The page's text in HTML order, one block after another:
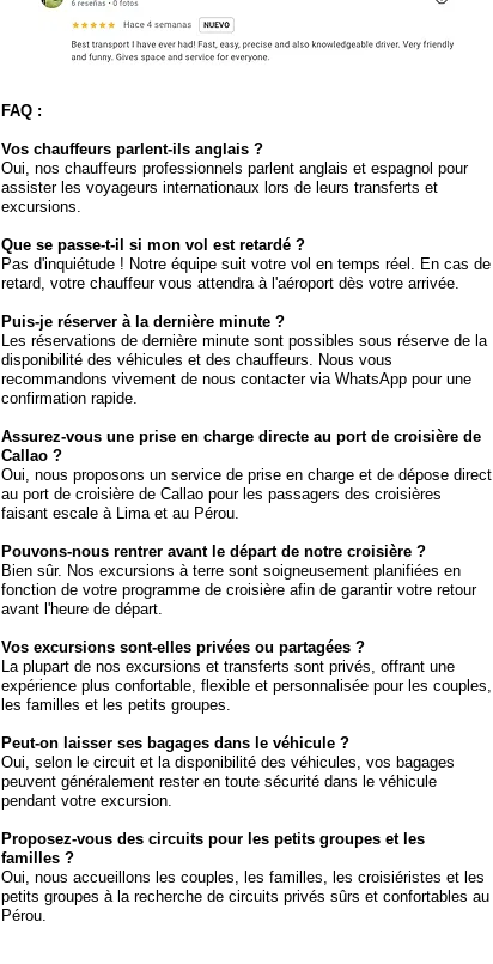
FAQ :
Vos chauffeurs parlent-ils anglais ?
Oui, nos chauffeurs professionnels parlent anglais et espagnol pour
assister les voyageurs internationaux lors de leurs transferts et
excursions.
Que se passe-t-il si mon vol est retardé ?
Pas d'inquiétude ! Notre équipe suit votre vol en temps réel. En cas de
retard, votre chauffeur vous attendra à l'aéroport dès votre arrivée.
Puis-je réserver à la dernière minute ?
Les réservations de dernière minute sont possibles sous réserve de la
disponibilité des véhicules et des chauffeurs. Nous vous
recommandons vivement de nous contacter via WhatsApp pour une
confirmation rapide.
Assurez-vous une prise en charge directe au port de croisière de
Callao ?
Oui, nous proposons un service de prise en charge et de dépose direct
au port de croisière de Callao pour les passagers des croisières
faisant escale à Lima et au Pérou.
Pouvons-nous rentrer avant le départ de notre croisière ?
Bien sûr. Nos excursions à terre sont soigneusement planifiées en
fonction de votre programme de croisière afin de garantir votre retour
avant l'heure de départ.
Vos excursions sont-elles privées ou partagées ?
La plupart de nos excursions et transferts sont privés, offrant une
expérience plus confortable, flexible et personnalisée pour les couples,
les familles et les petits groupes.
Peut-on laisser ses bagages dans le véhicule ?
Oui, selon le circuit et la disponibilité des véhicules, vos bagages
peuvent généralement rester en toute sécurité dans le véhicule
pendant votre excursion.
Proposez-vous des circuits pour les petits groupes et les
familles ?
Oui, nous accueillons les couples, les familles, les croisiéristes et les
petits groupes à la recherche de circuits privés sûrs et confortables au
Pérou.